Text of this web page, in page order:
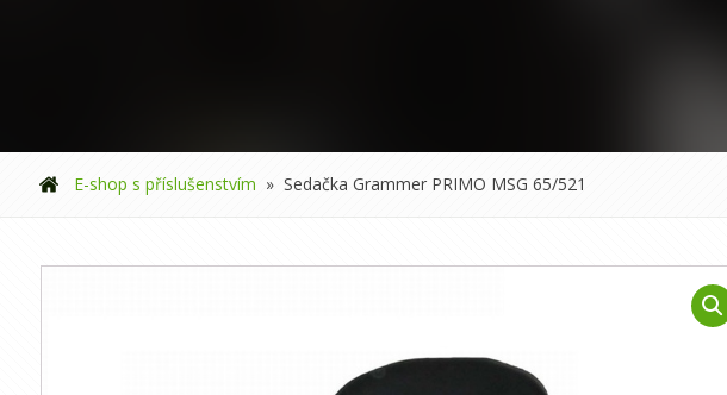
E-shop s příslušenstvím » Sedačka Grammer PRIMO MSG 65/521